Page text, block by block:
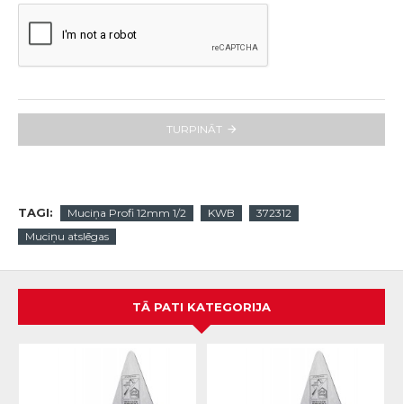
TURPINĀT
TAGI: Muciņa Profi 12mm 1/2 KWB
372312
Muciņu atslēgas
TĀ PATI KATEGORIJA